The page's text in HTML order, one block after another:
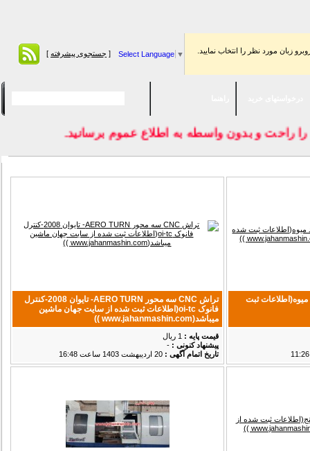
زبان مورد نظر را انتخاب نماييد. Select Language ▼ جستجوی پیشرفته]
راحت و بدون واسطه به اطلاع عموم برسانيد.
ثبت
تراش CNC سه محور AERO TURN- تایوان 2008-کنترل
فانوک oi-tc(اطلاعات ثبت شده از سایت جهان ماشین
میباشد(www.jahanmashin.com ))
قیمت پایه :1 ریال
پیشنهاد كنونی :-
تاریخ اتمام آگهی :20 ارديبهشت 1403 ساعت 16:48